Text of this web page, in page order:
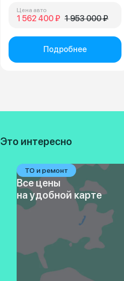
Цена авто
1 562 400 ₽ 1 953 000 ₽
Подробнее
Это интересно
ТО и ремонт
Все цены
на удобной карте